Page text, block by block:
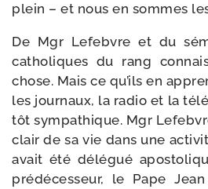
plein – et nous en sommes
De Mgr Lefebvre et du
catho­liques du rang
chose. Mais ce qu’ils en
les jour­naux, la radio et la
tôt sym­pa­thique. Mgr
clair de sa vie dans une
avait été délé­gué
pré­dé­ces­seur, le Pape